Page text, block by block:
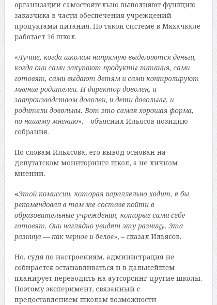
организации самостоятельно выполняют функцию
заказчика в части обеспечения учреждений
продуктами питания. По такой системе в Махачкале
работает 16 школ.
«Лучше, когда школам напрямую выделяются деньги,
когда они сами закупают продукты питания, сами
готовят, сами выдают детям и сами контролируют
мнение родителей. И директор доволен, и
завпроизводством доволен, и дети довольны, и
родители довольны. Вот это самая хорошая форма,
по нашему мнению», – объяснил Ильясов позицию
собрания.
По словам Ильясова, его вывод основан на
депутатском мониторинге школ, а не личном
мнении.
«Этой комиссии, которая параллельно ходит, я бы
рекомендовал в том же составе пойти в
образовательные учреждения, которые сами себе
готовят. Они наглядно увидят эту разницу. Эта
разница — как черное и белое», – сказал Ильясов.
Но, судя по настроениям, администрация не
собирается останавливаться и в дальнейшем
планирует переводить на аутсорсинг другие школы.
Поэтому эксперимент, связанный с
предоставлением школам возможности